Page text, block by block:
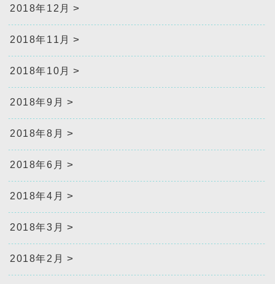
2018年12月
2018年11月
2018年10月
2018年9月
2018年8月
2018年6月
2018年4月
2018年3月
2018年2月